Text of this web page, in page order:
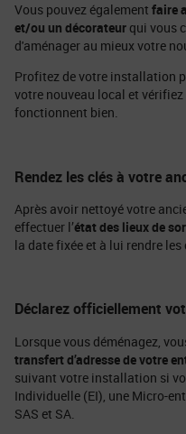
Vous pouvez également faire
et/ou un décorateur qui vous
d'aménager au mieux votre
Profitez de votre installation
votre nouveau local et vérifiez
fonctionnent bien.
Rendez les clés à votre
Après avoir nettoyé votre
effectuer l’état des lieux de
la date fixée et à lui rendre les
Déclarez officiellement
Lorsque vous déménagez,
transfert d’adresse de votre
suivant votre installation si
Individuelle (EI), une Micro-
SAS et SA.